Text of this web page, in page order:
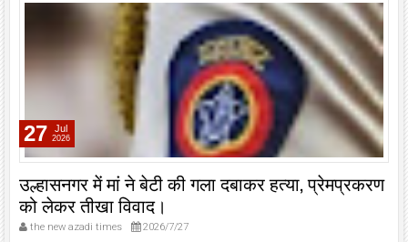
27 Jul
2026
उल्हासनगर में मां ने बेटी की गला दबाकर हत्या, प्रेमप्रकरण
को लेकर तीखा विवाद।
the new azadi times 2026/7/27